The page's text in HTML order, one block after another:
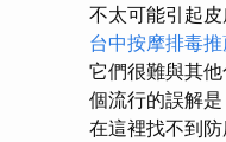
不太可能引起
台中按摩排毒
它們很難與其
個流行的誤解
在這裡找不到防